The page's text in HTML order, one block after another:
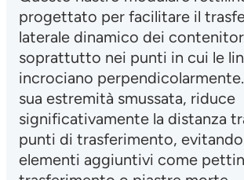
progettato per facilitare il
laterale dinamico dei
soprattutto nei punti in cui le
incrociano
sua estremità smussata, riduce
significativamente la distanza
punti di trasferimento, evitando
elementi aggiuntivi come